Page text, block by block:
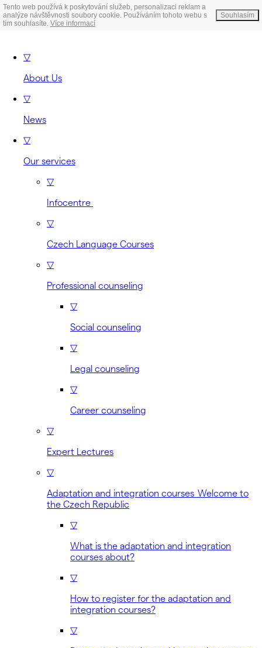
Tento web používá k poskytování služeb, personalizaci reklam a
analýze návštěvnosti soubory cookie. Používáním tohoto webu s
tím souhlasíte. Více informací
Souhlasím
▽
About Us
▽
News
▽
Our services
▽
Infocentre
▽
Czech Language Courses
▽
Professional counseling
▽
Social counseling
▽
Legal counseling
▽
Career counseling
▽
Expert Lectures
▽
Adaptation and integration courses Welcome to
the Czech Republic
▽
What is the adaptation and integration
courses about?
▽
How to register for the adaptation and
integration courses?
▽